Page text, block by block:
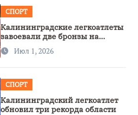
СПОРТ
Калининградские легкоатлеты
завоевали две бронзы на
первенстве России
Июл 1, 2026
СПОРТ
Калининградский легкоатлет
обновил три рекорда области